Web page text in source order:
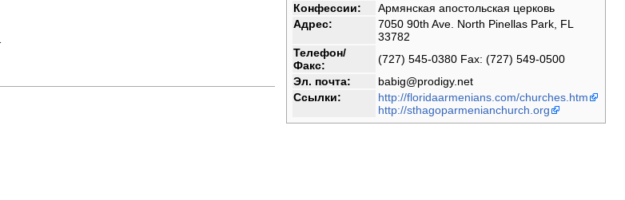
Конфессии:
Армянская апостольская церковь
Адрес:
7050 90th Ave. North Pinellas Park, FL
33782
Телефон/
Факс:
(727) 545-0380 Fax: (727) 549-0500
Эл. почта:
babig@prodigy.net
Ссылки:
http://floridaarmenians.com/churches.htm
http://sthagoparmenianchurch.org